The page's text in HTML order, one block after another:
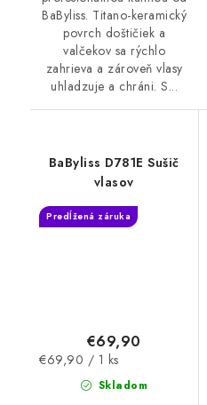
BaByliss. Titano-keramický
povrch doštičiek a
valčekov sa rýchlo
zahrieva a zároveň vlasy
uhladzuje a chráni. S...
BaByliss D781E Sušič
vlasov
Predĺžená záruka
Skladom
€69,90
Jednotková
€69,90 / 1 ks